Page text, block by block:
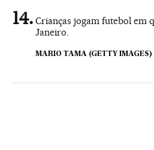
Crianças jogam futebol em
Janeiro.
MARIO TAMA (GETTY IMAGES)